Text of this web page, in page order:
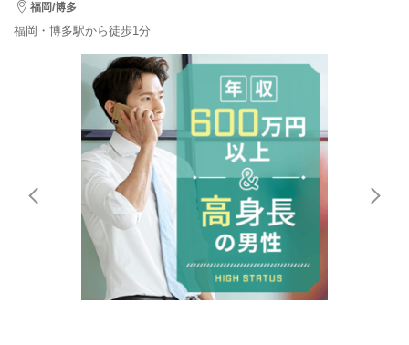
福岡/博多
福岡・博多駅から徒歩1分